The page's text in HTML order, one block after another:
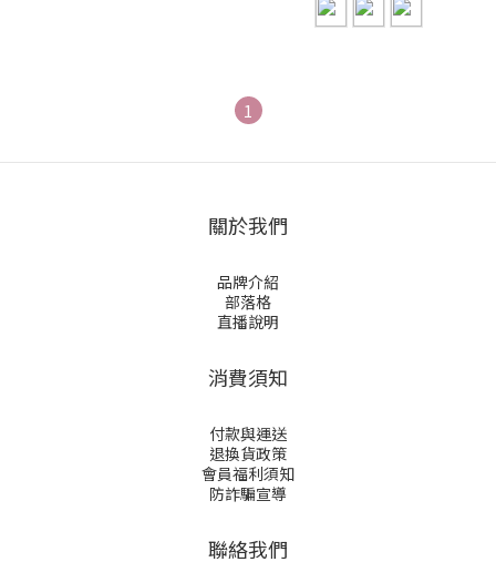
1
關於我們
品牌介紹
部落格
直播說明
消費須知
付款與運送
退換貨政策
會員福利須知
防詐騙宣導
聯絡我們